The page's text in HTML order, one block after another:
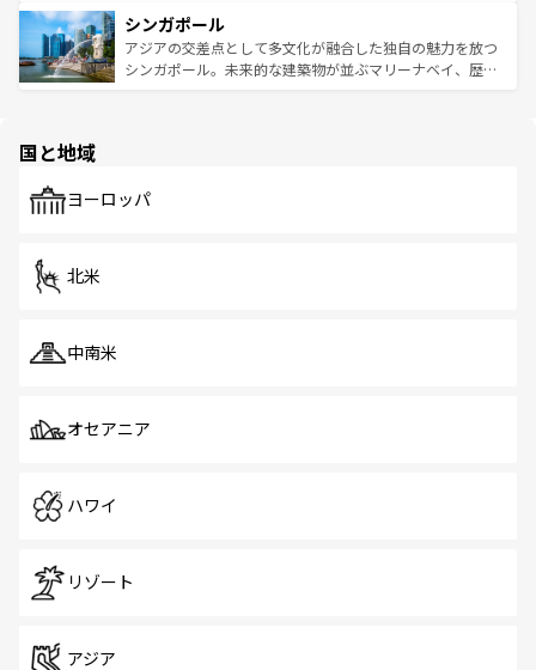
参照してほしい。
激する。気候は一年中温暖で、どの季節にも異なる楽しみ
が待っている。親しみやすいタイの人々、仏教を中心とし
た文化、そして多様な観光資源が、訪れる旅人を魅了し続
み、どこを訪れても感動するはず。観光スポットが密集し
ており、効率よく見どころを回れるのも魅力。息をのむよ
うな絶景から文化的な体験まで、香港を存分に楽しみ尽く
シンガポール
アジアの交差点として多文化が融合した独自の魅力を放つ
シンガポール。未来的な建築物が並ぶマリーナベイ、歴史
で、ホーカーズは地元の風情を楽しめる外せないスポット
国と地域
ヨーロッパ
北米
中南米
オセアニア
ハワイ
リゾート
アジア